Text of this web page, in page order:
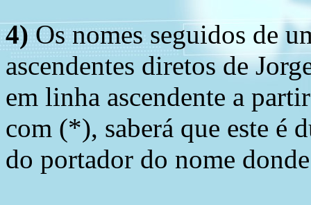
4) Os nomes seguidos de
ascendentes diretos de
em linha ascendente a
com (*), saberá que este é
do portador do nome